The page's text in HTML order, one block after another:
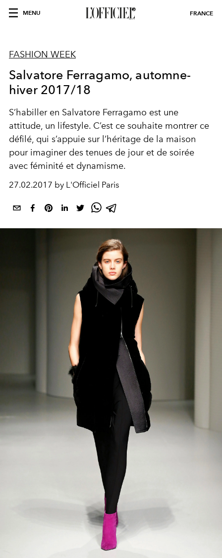
MENU FRANCE
FASHION WEEK
Salvatore Ferragamo, automne-
hiver 2017/18
S’habiller en Salvatore Ferragamo est une
attitude, un lifestyle. C’est ce souhaite montrer ce
défilé, qui s’appuie sur l’héritage de la maison
pour imaginer des tenues de jour et de soirée
avec féminité et dynamisme.
27.02.2017 by L'Officiel Paris